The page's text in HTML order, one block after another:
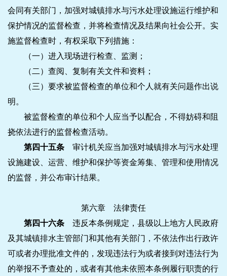
会同有关部门，加强对城镇排水与污水处理设施运行维护和
保护情况的监督检查，并将检查情况及结果向社会公开。实
施监督检查时，有权采取下列措施：
（一）进入现场进行检查、监测；
（二）查阅、复制有关文件和资料；
（三）要求被监督检查的单位和个人就有关问题作出说
明。
被监督检查的单位和个人应当予以配合，不得妨碍和阻
挠依法进行的监督检查活动。
第四十五条 审计机关应当加强对城镇排水与污水处理
设施建设、运营、维护和保护等资金筹集、管理和使用情况
的监督，并公布审计结果。
第六章 法律责任
第四十六条 违反本条例规定，县级以上地方人民政府
及其城镇排水主管部门和其他有关部门，不依法作出行政许
可或者办理批准文件的，发现违法行为或者接到对违法行为
的举报不予查处的，或者有其他未依照本条例履行职责的行